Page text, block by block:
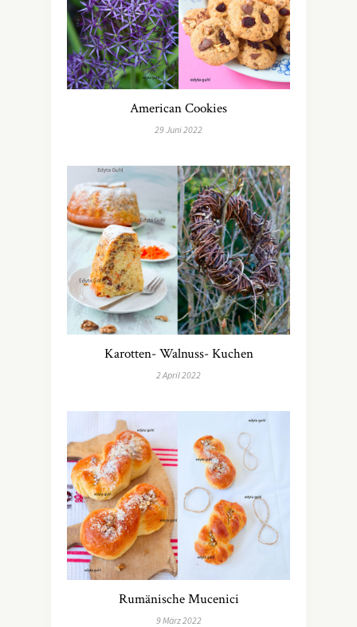
American Cookies
29 Juni 2022
Karotten- Walnuss- Kuchen
2 April 2022
Rumänische Mucenici
9 März 2022